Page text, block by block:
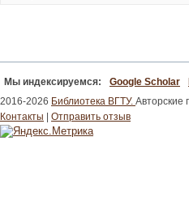
Мы индексируемся: Google Scholar
2016-2026 Библиотека ВГТУ.
Контакты
Отправить отзыв